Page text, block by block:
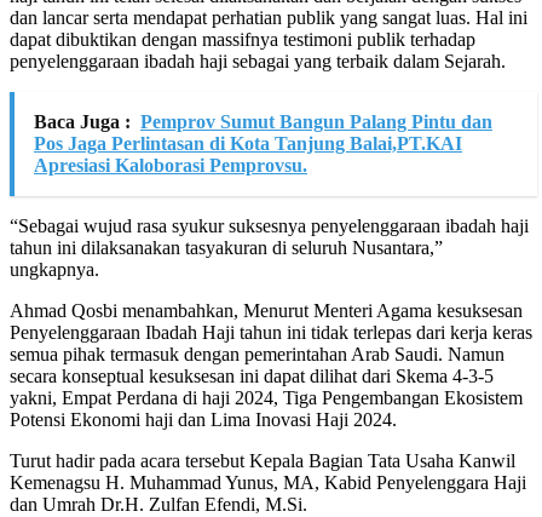
dan lancar serta mendapat perhatian publik yang sangat luas. Hal ini
dapat dibuktikan dengan massifnya testimoni publik terhadap
penyelenggaraan ibadah haji sebagai yang terbaik dalam Sejarah.
Baca Juga : Pemprov Sumut Bangun Palang Pintu dan
Pos Jaga Perlintasan di Kota Tanjung Balai,PT.KAI
Apresiasi Kaloborasi Pemprovsu.
“Sebagai wujud rasa syukur suksesnya penyelenggaraan ibadah haji
tahun ini dilaksanakan tasyakuran di seluruh Nusantara,”
ungkapnya.
Ahmad Qosbi menambahkan, Menurut Menteri Agama kesuksesan
Penyelenggaraan Ibadah Haji tahun ini tidak terlepas dari kerja keras
semua pihak termasuk dengan pemerintahan Arab Saudi. Namun
secara konseptual kesuksesan ini dapat dilihat dari Skema 4-3-5
yakni, Empat Perdana di haji 2024, Tiga Pengembangan Ekosistem
Potensi Ekonomi haji dan Lima Inovasi Haji 2024.
Turut hadir pada acara tersebut Kepala Bagian Tata Usaha Kanwil
Kemenagsu H. Muhammad Yunus, MA, Kabid Penyelenggara Haji
dan Umrah Dr.H. Zulfan Efendi, M.Si.